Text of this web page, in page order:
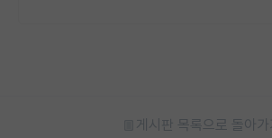
게시판 목록으로 돌아가